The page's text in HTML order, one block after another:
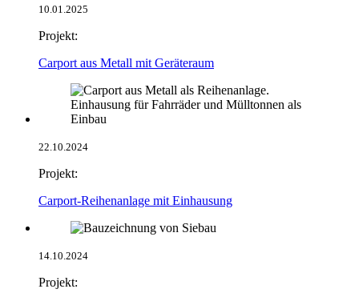
10.01.2025
Projekt:
Carport aus Metall mit Geräteraum
22.10.2024
Projekt:
Carport-Reihenanlage mit Einhausung
14.10.2024
Projekt: